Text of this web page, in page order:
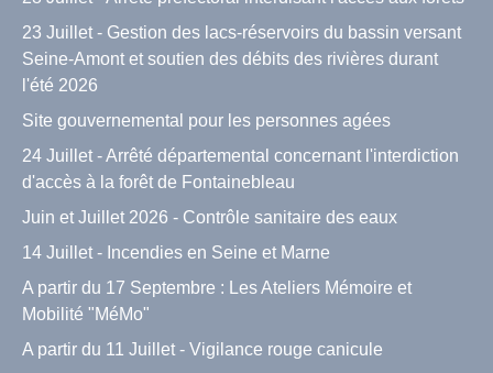
23 Juillet - Gestion des lacs-réservoirs du bassin versant
Seine-Amont et soutien des débits des rivières durant
l'été 2026
Site gouvernemental pour les personnes agées
24 Juillet - Arrêté départemental concernant l'interdiction
d'accès à la forêt de Fontainebleau
Juin et Juillet 2026 - Contrôle sanitaire des eaux
14 Juillet - Incendies en Seine et Marne
A partir du 17 Septembre : Les Ateliers Mémoire et
Mobilité "MéMo"
A partir du 11 Juillet - Vigilance rouge canicule